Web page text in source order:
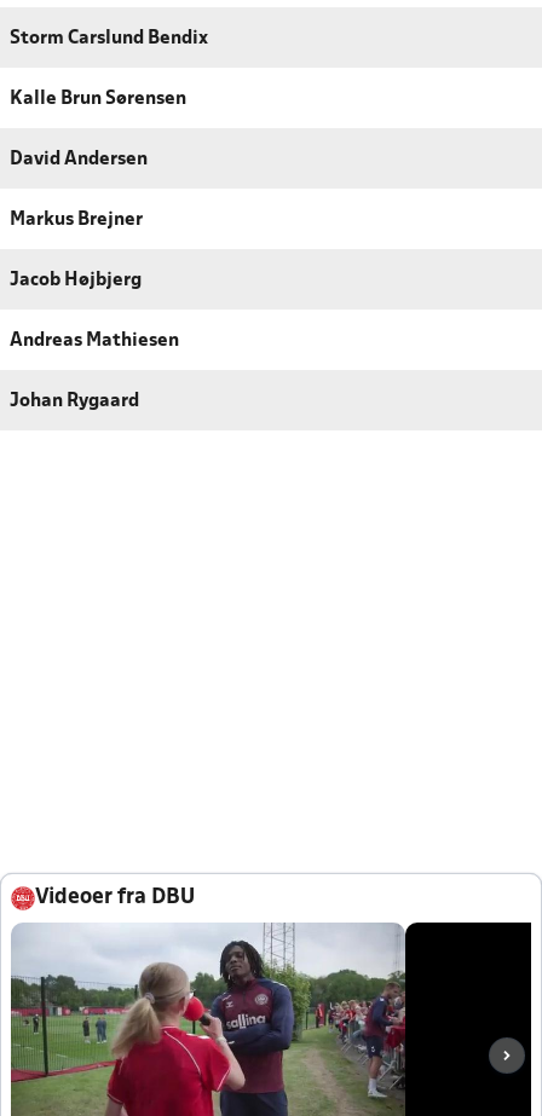
Storm Carslund Bendix
Kalle Brun Sørensen
David Andersen
Markus Brejner
Jacob Højbjerg
Andreas Mathiesen
Johan Rygaard
Videoer fra DBU